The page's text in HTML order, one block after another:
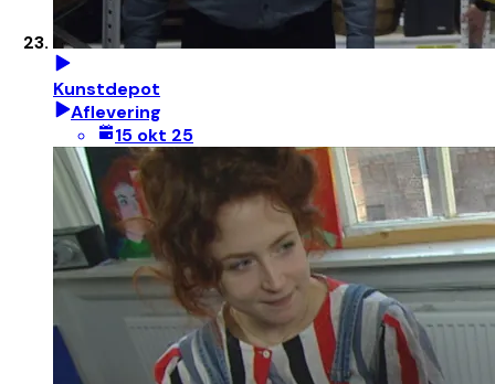
Kunstdepot
Aflevering
15 okt 25